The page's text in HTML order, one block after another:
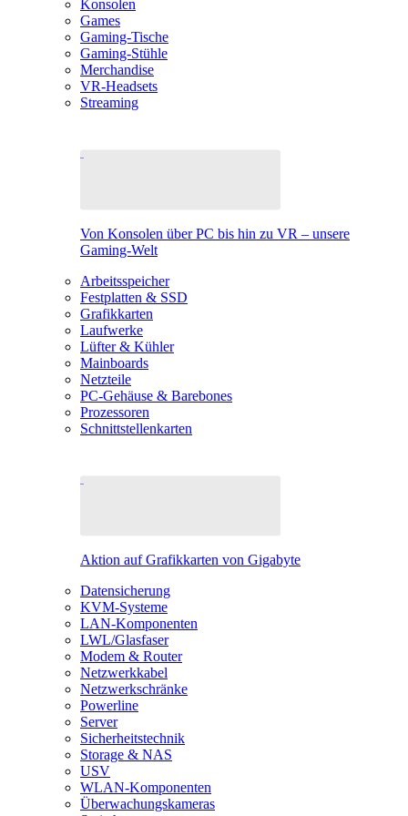
Konsolen
Games
Gaming-Tische
Gaming-Stühle
Merchandise
VR-Headsets
Streaming
Von Konsolen über PC bis hin zu VR – unsere
Gaming-Welt
Arbeitsspeicher
Festplatten & SSD
Grafikkarten
Laufwerke
Lüfter & Kühler
Mainboards
Netzteile
PC-Gehäuse & Barebones
Prozessoren
Schnittstellenkarten
Aktion auf Grafikkarten von Gigabyte
Datensicherung
KVM-Systeme
LAN-Komponenten
LWL/Glasfaser
Modem & Router
Netzwerkkabel
Netzwerkschränke
Powerline
Server
Sicherheitstechnik
Storage & NAS
USV
WLAN-Komponenten
Überwachungskameras